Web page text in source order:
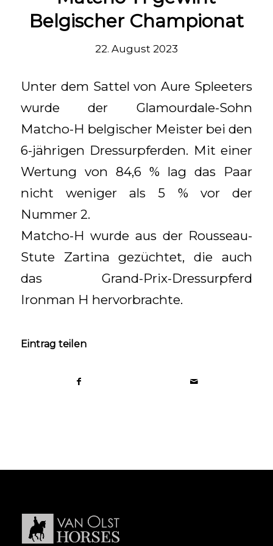
Belgischer Championat
22. August 2023
Unter dem Sattel von Aure Spleeters
wurde der Glamourdale-Sohn
Matcho-H belgischer Meister bei den
6-jährigen Dressurpferden. Mit einer
Wertung von 84,6 % lag das Paar
nicht weniger als 5 % vor der
Nummer 2.
Matcho-H wurde aus der Rousseau-
Stute Zartina gezüchtet, die auch
das Grand-Prix-Dressurpferd
Ironman H hervorbrachte.
Eintrag teilen